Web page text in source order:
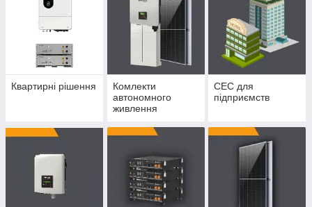
Квартирні рішення
Комлекти
автономного
живлення
СЕС для
підприємств